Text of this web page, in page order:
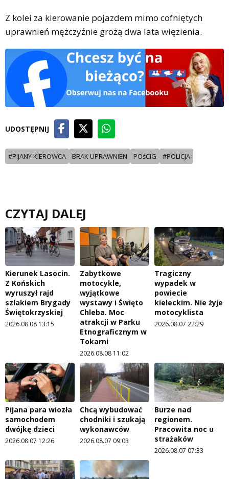
Z kolei za kierowanie pojazdem mimo cofniętych
uprawnień mężczyźnie grożą dwa lata więzienia.
UDOSTĘPNIJ
#PIJANY KIEROWCA BRAK UPRAWNIEN POśCIG #POLICJA
CZYTAJ DALEJ
Kierunek Lasocin.
Z Końskich
wyruszył rajd
szlakiem Brygady
Świętokrzyskiej
2026.08.08 13:15
Zabytkowe
motocykle,
wyjątkowe
wystawy i Święto
Chleba. Moc
atrakcji w Parku
Etnograficznym w
Tokarni
2026.08.08 11:02
Tragiczny
wypadek w
powiecie
kieleckim. Nie żyje
motocyklista
2026.08.07 22:29
Pijana para wiozła
samochodem
dwójkę dzieci
2026.08.07 12:26
Chcą wybudować
chodniki i szukają
wykonawców
2026.08.07 09:03
Burze nad
regionem.
Pracowita noc u
strażaków
2026.08.07 07:33